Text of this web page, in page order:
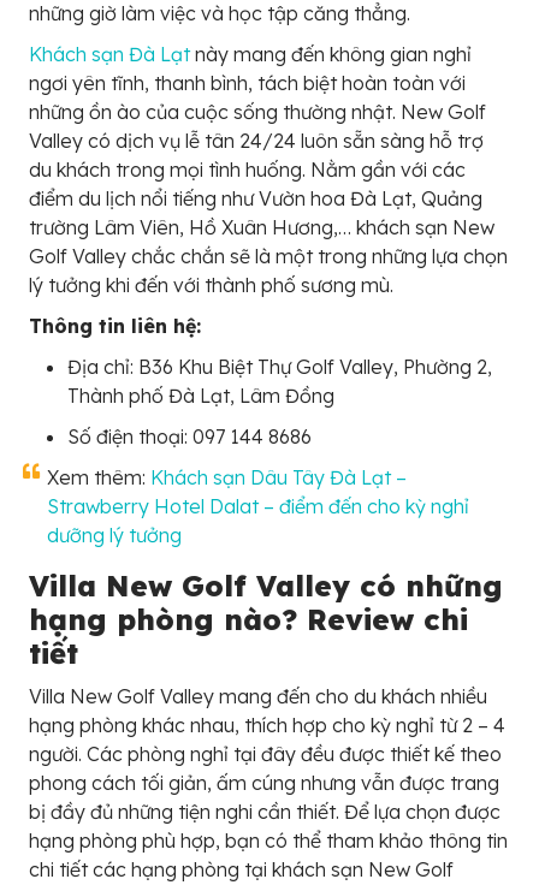
những giờ làm việc và học tập căng thẳng.
Khách sạn Đà Lạtnày mang đến không gian nghỉ
ngơi yên tĩnh, thanh bình, tách biệt hoàn toàn với
những ồn ào của cuộc sống thường nhật. New Golf
Valley có dịch vụ lễ tân 24/24 luôn sẵn sàng hỗ trợ
du khách trong mọi tình huống. Nằm gần với các
điểm du lịch nổi tiếng như Vườn hoa Đà Lạt, Quảng
trường Lâm Viên, Hồ Xuân Hương,… khách sạn New
Golf Valley chắc chắn sẽ là một trong những lựa chọn
lý tưởng khi đến với thành phố sương mù.
Thông tin liên hệ:
Địa chỉ: B36 Khu Biệt Thự Golf Valley, Phường 2,
Thành phố Đà Lạt, Lâm Đồng
Số điện thoại: 097 144 8686
Xem thêm: Khách sạn Dâu Tây Đà Lạt –
Strawberry Hotel Dalat – điểm đến cho kỳ nghỉ
dưỡng lý tưởng
Villa New Golf Valley có những
hạng phòng nào? Review chi
tiết
Villa New Golf Valley mang đến cho du khách nhiều
hạng phòng khác nhau, thích hợp cho kỳ nghỉ từ 2 – 4
người. Các phòng nghỉ tại đây đều được thiết kế theo
phong cách tối giản, ấm cúng nhưng vẫn được trang
bị đầy đủ những tiện nghi cần thiết. Để lựa chọn được
hạng phòng phù hợp, bạn có thể tham khảo thông tin
chi tiết các hạng phòng tại khách sạn New Golf